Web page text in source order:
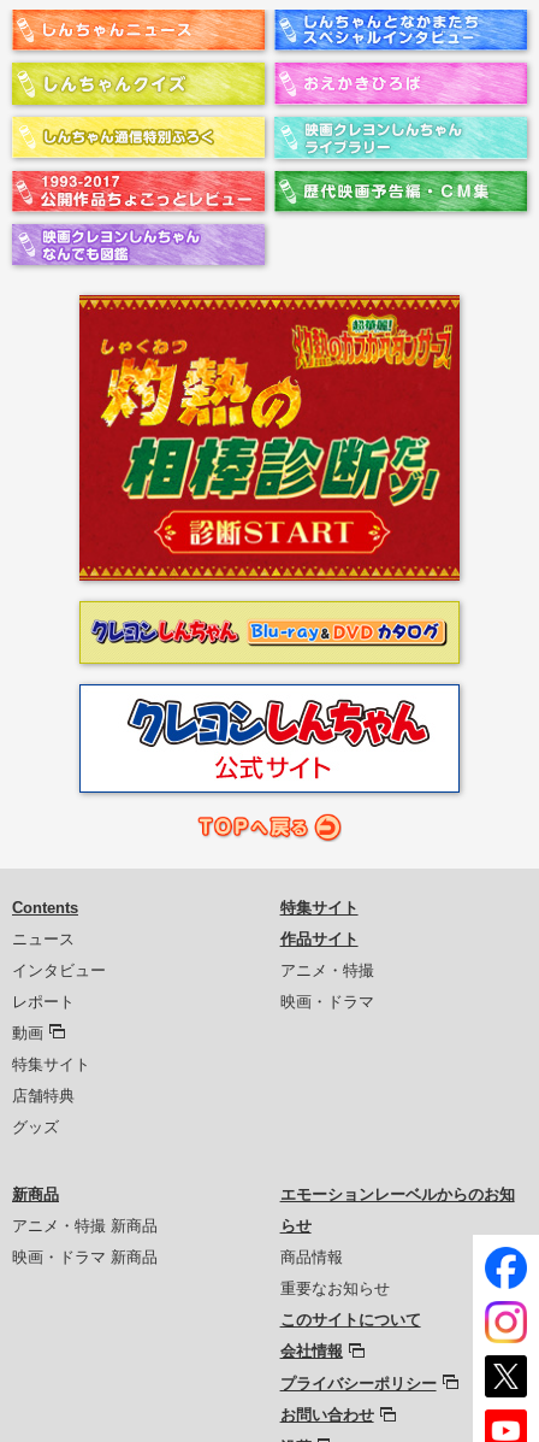
Contents
ニュース
インタビュー
レポート
動画
特集サイト
店舗特典
グッズ
特集サイト
作品サイト
アニメ・特撮
映画・ドラマ
新商品
アニメ・特撮 新商品
映画・ドラマ 新商品
エモーションレーベルからのお知
らせ
商品情報
重要なお知らせ
このサイトについて
会社情報
プライバシーポリシー
お問い合わせ